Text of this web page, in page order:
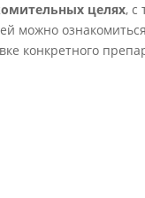
целях, с
можно
конкретного